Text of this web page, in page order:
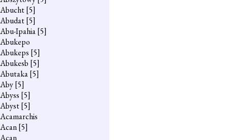
Abucht[5]
Abudat[5]
Abu-Ipahia[5]
Abukepo
Abukeps [5]
Abukesb [5]
Abutaka[5]
Aby[5]
Abyss [5]
Abyst[5]
Acamarchis
Acan[5]
Acan